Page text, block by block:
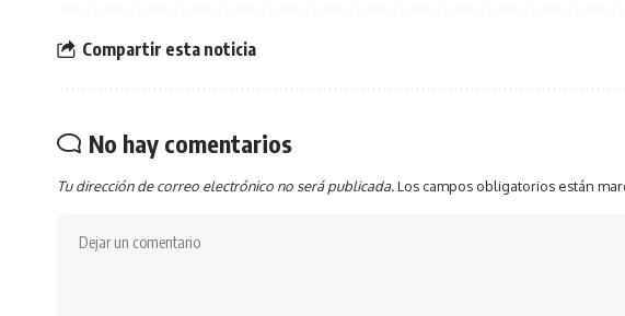
Compartir esta noticia
No hay comentarios
Tu dirección de correo electrónico no será publicada.Los campos obligatorios están